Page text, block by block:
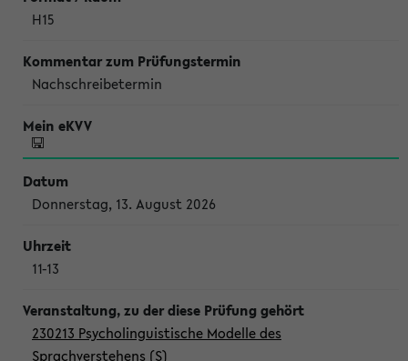
H15
Nachschreibetermin
Donnerstag, 13. August 2026
11-13
230213 Psycholinguistische Modelle des
Sprachverstehens (S)